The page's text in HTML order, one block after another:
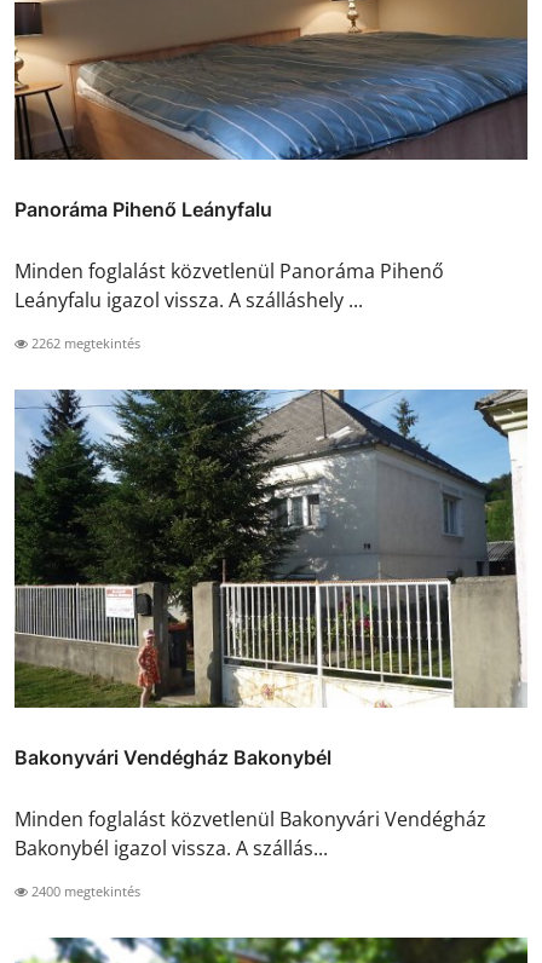
Panoráma Pihenő Leányfalu
Minden foglalást közvetlenül Panoráma Pihenő
Leányfalu igazol vissza. A szálláshely ...
2262 megtekintés
Bakonyvári Vendégház Bakonybél
Minden foglalást közvetlenül Bakonyvári Vendégház
Bakonybél igazol vissza. A szállás...
2400 megtekintés